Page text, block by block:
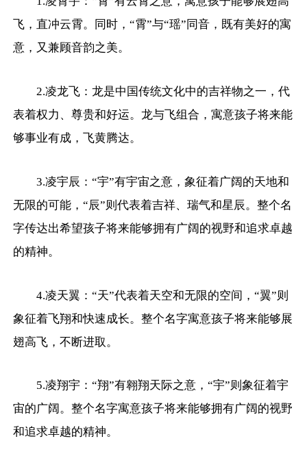
飞，直冲云霄。同时，“霄”与“瑶”同音，既有美好的寓
意，又兼顾音韵之美。
2.凌龙飞：龙是中国传统文化中的吉祥物之一，代
表着权力、尊贵和好运。龙与飞组合，寓意孩子将来能
够事业有成，飞黄腾达。
3.凌宇辰：“宇”有宇宙之意，象征着广阔的天地和
无限的可能，“辰”则代表着吉祥、瑞气和星辰。整个名
字传达出希望孩子将来能够拥有广阔的视野和追求卓越
的精神。
4.凌天翼：“天”代表着天空和无限的空间，“翼”则
象征着飞翔和快速成长。整个名字寓意孩子将来能够展
翅高飞，不断进取。
5.凌翔宇：“翔”有翱翔天际之意，“宇”则象征着宇
宙的广阔。整个名字寓意孩子将来能够拥有广阔的视野
和追求卓越的精神。